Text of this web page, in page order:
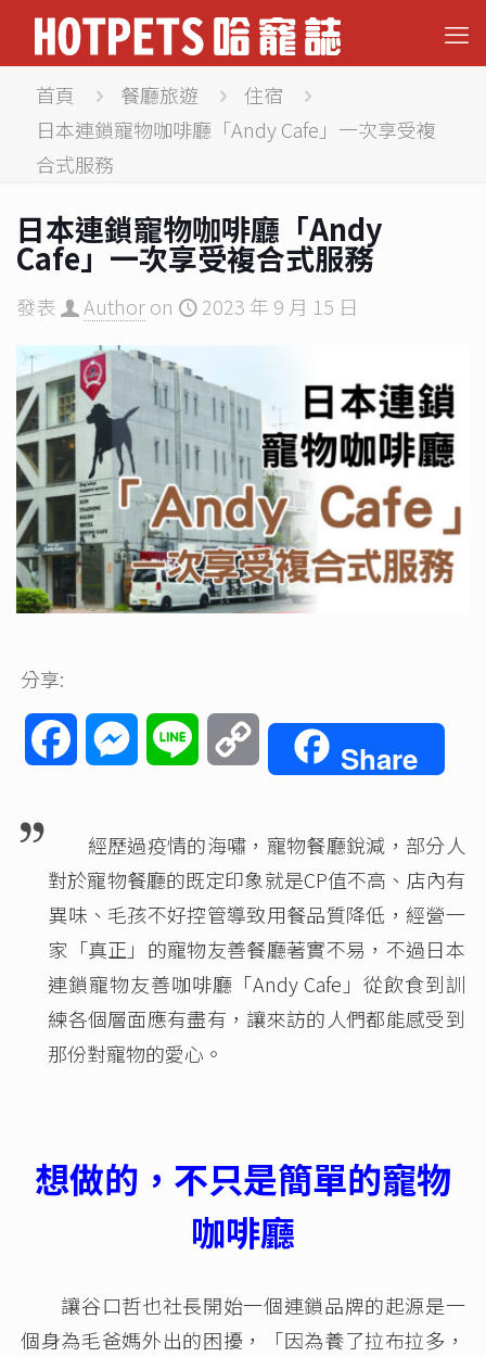
首頁 餐廳旅遊
住宿
日本連鎖寵物咖啡廳「Andy Cafe」一次享受複
合式服務
日本連鎖寵物咖啡廳「Andy
Cafe」一次享受複合式服務
發表 Authoron 2023 年 9 月 15 日
分享:
FacebookMessenger
Line
Copy
Share
經歷過疫情的海嘯，寵物餐廳銳減，部分人
對於寵物餐廳的既定印象就是CP值不高、店內有
異味、毛孩不好控管導致用餐品質降低，經營一
家「真正」的寵物友善餐廳著實不易，不過日本
連鎖寵物友善咖啡廳「Andy Cafe」從飲食到訓
練各個層面應有盡有，讓來訪的人們都能感受到
那份對寵物的愛心。
想做的，不只是簡單的寵物
咖啡廳
讓谷口哲也社長開始一個連鎖品牌的起源是一
個身為毛爸媽外出的困擾，「因為養了拉布拉多，